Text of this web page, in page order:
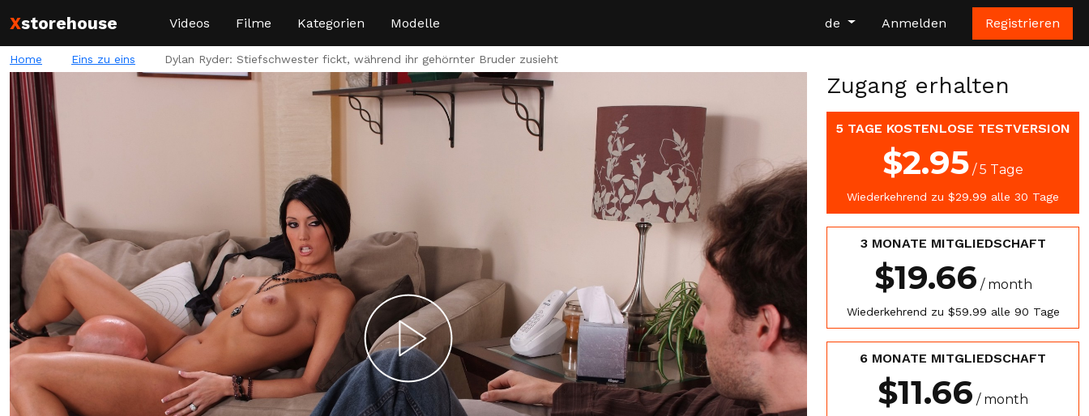
Xstorehouse de Anmelden Registrieren
Videos Filme Kategorien Modelle
Home Eins zu eins Dylan Ryder: Stiefschwester fickt, während ihr gehörnter Bruder zusieht
Zugang erhalten
5 TAGE KOSTENLOSE TESTVERSION
$2.95 / 5 Tage
Wiederkehrend zu $29.99 alle 30 Tage
3 MONATE MITGLIEDSCHAFT
$19.66 / month
Wiederkehrend zu $59.99 alle 90 Tage
6 MONATE MITGLIEDSCHAFT
$11.66 / month